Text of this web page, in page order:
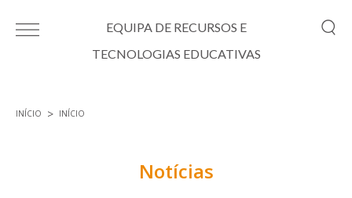
EQUIPA DE RECURSOS E
TECNOLOGIAS EDUCATIVAS
INÍCIO INÍCIO
Notícias